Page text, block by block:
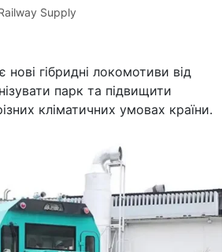
Supply
гібридні локомотиви від
парк та підвищити
кліматичних умовах країни.